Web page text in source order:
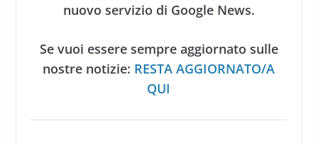
nuovo servizio di Google News.
Se vuoi essere sempre aggiornato sulle
nostre notizie: RESTA AGGIORNATO/A
QUI